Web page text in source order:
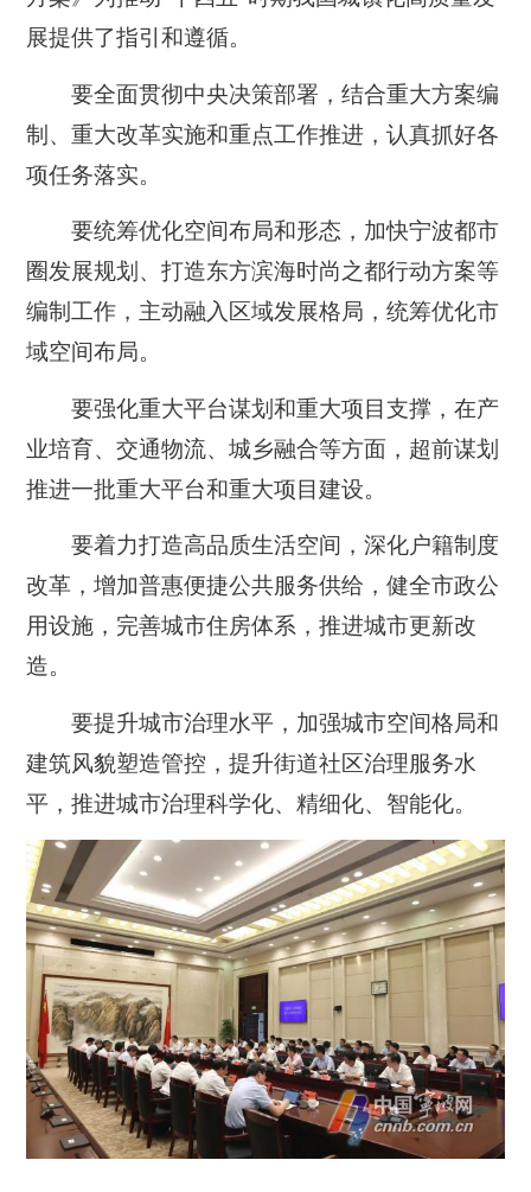
展提供了指引和遵循。
要全面贯彻中央决策部署，结合重大方案编
制、重大改革实施和重点工作推进，认真抓好各
项任务落实。
要统筹优化空间布局和形态，加快宁波都市
圈发展规划、打造东方滨海时尚之都行动方案等
编制工作，主动融入区域发展格局，统筹优化市
域空间布局。
要强化重大平台谋划和重大项目支撑，在产
业培育、交通物流、城乡融合等方面，超前谋划
推进一批重大平台和重大项目建设。
要着力打造高品质生活空间，深化户籍制度
改革，增加普惠便捷公共服务供给，健全市政公
用设施，完善城市住房体系，推进城市更新改
造。
要提升城市治理水平，加强城市空间格局和
建筑风貌塑造管控，提升街道社区治理服务水
平，推进城市治理科学化、精细化、智能化。